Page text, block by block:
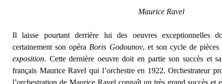
Maurice Ravel
Il laisse pourtant derrière lui des oeuvres exceptionnelles
certainement son opéra Boris Godounov, et son cycle de
exposition. Cette dernière oeuvre doit en partie son succès et
français Maurice Ravel qui l’orchestre en 1922. Orchestrateur